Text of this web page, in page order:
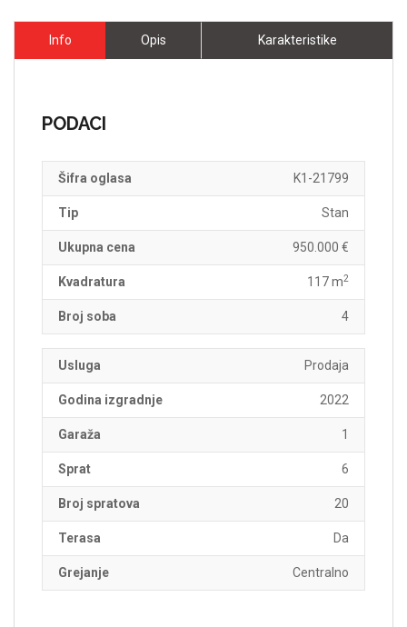
Info Opis Karakteristike
PODACI
Šifra oglasa K1-21799
Tip Stan
Ukupna cena 950.000 €
Kvadratura 117 m2
Broj soba 4
Usluga Prodaja
Godina izgradnje 2022
Garaža 1
Sprat 6
Broj spratova 20
Terasa Da
Grejanje Centralno